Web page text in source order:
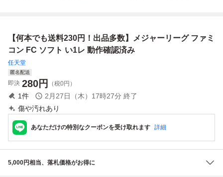
【何本でも送料230円！出品多数】メジャーリーグ ファミ
コン FC ソフト い1レ 動作確認済み
任天堂
匿名配送
即決 280円 （税0円）
1件 2月27日（木）17時27分 終了
傷や汚れあり
あなただけの特別なクーポンを受け取れます 詳細
5,000円相当、落札価格がお得に